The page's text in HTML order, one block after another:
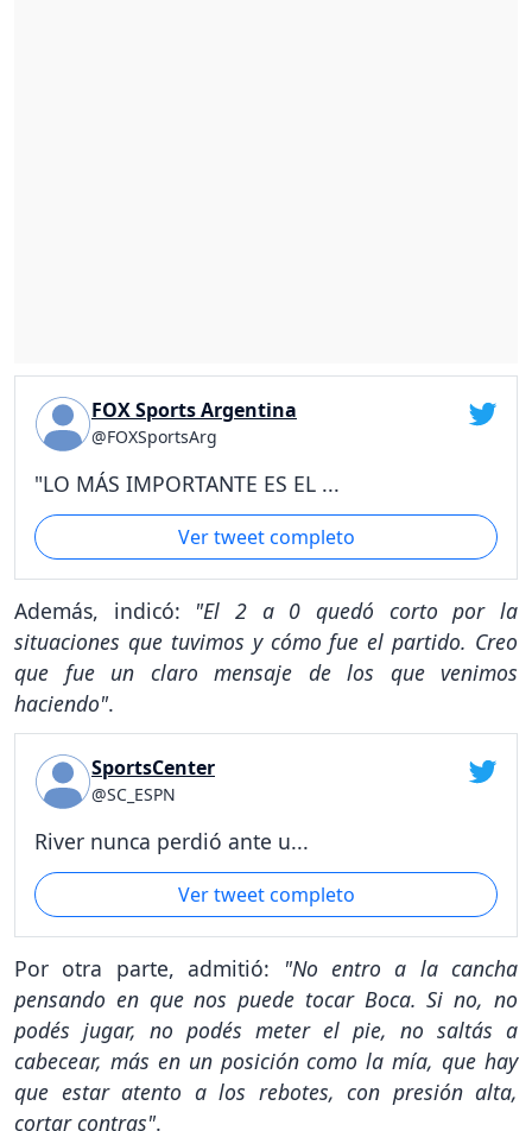
FOX Sports Argentina
@FOXSportsArg
"LO MÁS IMPORTANTE ES EL ...
Ver tweet completo
Además, indicó: "El 2 a 0 quedó corto por la
situaciones que tuvimos y cómo fue el partido. Creo
que fue un claro mensaje de los que venimos
haciendo".
SportsCenter
@SC_ESPN
River nunca perdió ante u...
Ver tweet completo
Por otra parte, admitió:
"No entro a la cancha
pensando en que nos puede tocar Boca. Si no, no
podés jugar, no podés meter el pie, no saltás a
cabecear, más en un posición como la mía, que hay
que estar atento a los rebotes, con presión alta,
cortar contras".